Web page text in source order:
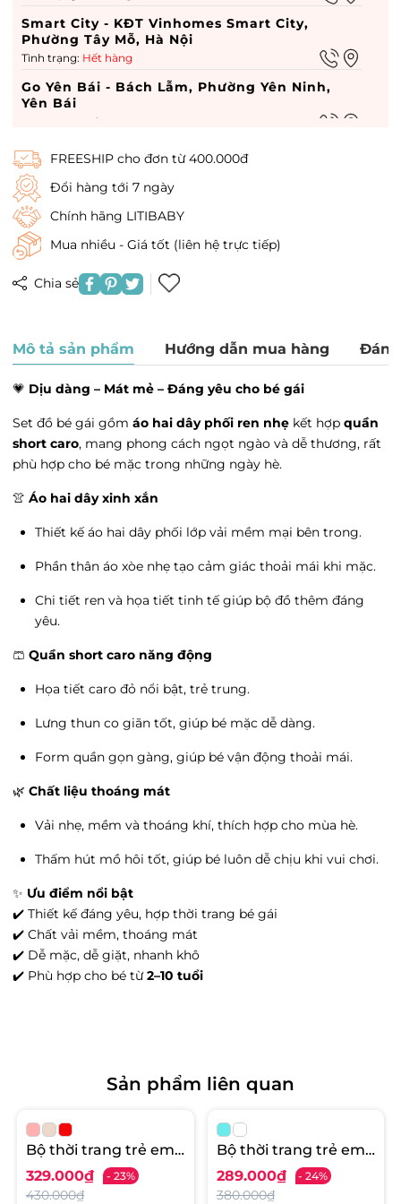
Smart City - KĐT Vinhomes Smart City,
Phường Tây Mỗ, Hà Nội
Tình trạng: Hết hàng
Go Yên Bái - Bách Lẫm, Phường Yên Ninh,
Yên Bái
Hết hàng
Go hà nam - 449 Điện Biên Phủ, Phường Lam
Hạ, Hà Nam
Tình trạng:Hết hàng
Vin Dĩ An - Vin Dĩ An, Phường Quang Trung,
Hà Nội
Tình trạng:Hết hàng
Times City - 458 P. Minh Khai, Phường Vĩnh
Tuy, Hà Nội
Royal City - 72A Đường Nguyễn Trãi, Phường
Thượng Đình, Hà Nội
Phường Cát Linh, Hà Nội
Tình trạng: Hết hàng
satra - satra, Phường Văn Miếu, Hà Nội
Tình trạng:
Imperia, Phường Thượng Lý, Hải Phòng
Biên, Thanh Hóa
Tình trạng:
Go Hưng yên - 204 Tô Hiệu, Phường Lê Lợi,
Hưng Yên
Tình trạng: Hết hàng
Hưng, Phường Trung Hòa, Hà Nội
Xã Nghĩa Trụ, Hưng Yên
Đằng, Quảng Ninh
Grand Park - 149 Vương Thừa Vũ, Phường
Văn Miếu, Hà Nội
Tình trạng: Hết hàng
Vin Hoà Bình - 332 Cù Chính Lan, Phường
Đồng Tiến, Hòa Bình
Litibaby Phạm Ngọc Thạch - 2 Phạm Ngọc
Tình trạng:
Vin Đà Nẵng - Số 910A Ngô Quyền, Phường
An Hải Bắc, Đà Nẵng
Tình trạng:Hết hàng
FREESHIP cho đơn từ 400.000đ
Đổi hàng tới 7 ngày
Chính hãng LITIBABY
Mua nhiều - Giá tốt (liên hệ trực tiếp)
Chia sẻ
Mô tả sản phẩm Hướng dẫn mua hàng
💗 Dịu dàng – Mát mẻ – Đáng yêu cho bé gái
Set đồ bé gái gồm áo hai dây phối ren nhẹ kết hợp quần
short caro, mang phong cách ngọt ngào và dễ thương, rất
phù hợp cho bé mặc trong những ngày hè.
👚 Áo hai dây xinh xắn
Thiết kế áo hai dây phối lớp vải mềm mại bên trong.
Phần thân áo xòe nhẹ tạo cảm giác thoải mái khi mặc.
Chi tiết ren và họa tiết tinh tế giúp bộ đồ thêm đáng
yêu.
🩳 Quần short caro năng động
Họa tiết caro đỏ nổi bật, trẻ trung.
Lưng thun co giãn tốt, giúp bé mặc dễ dàng.
Form quần gọn gàng, giúp bé vận động thoải mái.
🌿 Chất liệu thoáng mát
Vải nhẹ, mềm và thoáng khí, thích hợp cho mùa hè.
Thấm hút mồ hôi tốt, giúp bé luôn dễ chịu khi vui chơi.
✨ Ưu điểm nổi bật
✔️ Thiết kế đáng yêu, hợp thời trang bé gái
✔️ Chất vải mềm, thoáng mát
✔️ Dễ mặc, dễ giặt, nhanh khô
✔️ Phù hợp cho bé từ2–10 tuổi
Sản phẩm liên quan
Bộ thời trang trẻ em -
F03 VT06 2/6
329.000₫ - 23%
430.000₫
Bộ thời trang trẻ em -
F01 4/12 VT39 AH107
289.000₫ - 24%
380.000₫